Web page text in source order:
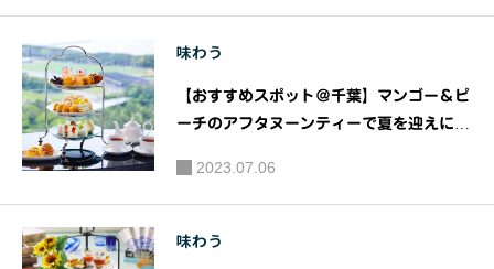
デンプールをオープン！
味わう
【おすすめスポット＠千葉】マンゴー＆ピ
ーチのアフタヌーンティーで夏を迎えに行
ズなどの絶品スイーツを地上100mからの
絶景で味わう贅沢アフタヌーンティー｜ホ
テルニューオータニ幕張
2023.07.06
味わう